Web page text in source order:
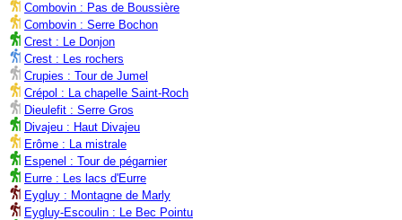
Combovin : Pas de Boussière
Combovin : Serre Bochon
Crest : Le Donjon
Crest : Les rochers
Crupies : Tour de Jumel
Crépol : La chapelle Saint-Roch
Dieulefit : Serre Gros
Divajeu : Haut Divajeu
Erôme : La mistrale
Espenel : Tour de pégarnier
Eurre : Les lacs d'Eurre
Eygluy : Montagne de Marly
Eygluy-Escoulin : Le Bec Pointu